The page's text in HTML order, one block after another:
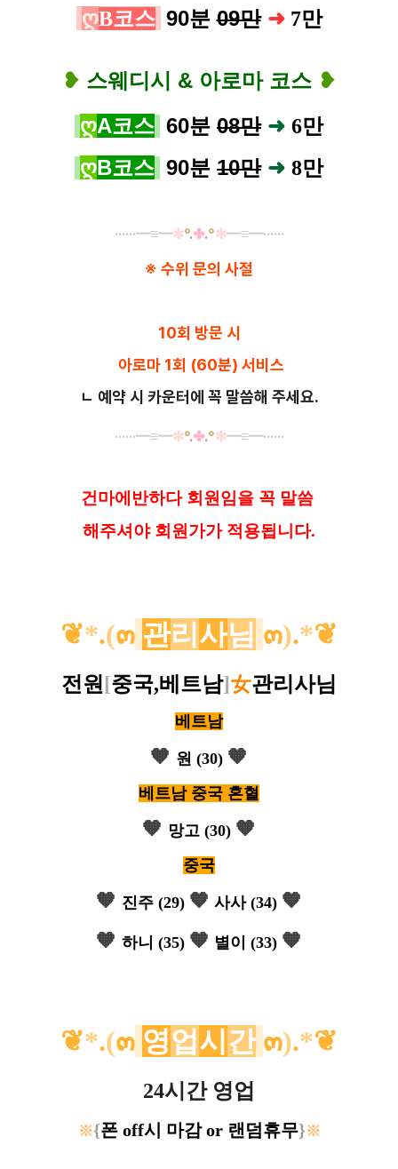
ღB코스 90분 09만 ➜ 7만
❥ 스웨디시 & 아로마 코스 ❥
ღA코스 60분 08만 ➜ 6만
ღB코스 90분 10만 ➜ 8만
······━≡━✼°.✤.°✼━≡━······
※ 수위 문의 사절
10회 방문 시
아로마 1회 (60분) 서비스
ㄴ 예약 시 카운터에 꼭 말씀해 주세요.
······━≡━✼°.✤.°✼━≡━······
건마에반하다 회원임을 꼭 말씀
해 주셔야 회원가가 적용됩니다.
❦*.(๓ 관리 사님 ๓).*❦
전원 [중국,베트남] 女관리사님
베트남
🧡 원 (30) 🧡
베트남 중국 혼혈
🧡 망고 (30) 🧡
중국
🧡 진주 (29) 🧡 사사 (34) 🧡
🧡 하니 (35) 🧡 별이 (33) 🧡
❦*.(๓ 영업 시 간 ๓).*❦
24시간 영업
※{폰 off시 마감 or 랜덤휴무}※